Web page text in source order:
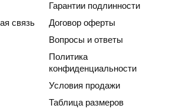
связь
Гарантии подлинности
Договор оферты
Вопросы и ответы
Политика
конфиденциальности
Условия продажи
Таблица размеров